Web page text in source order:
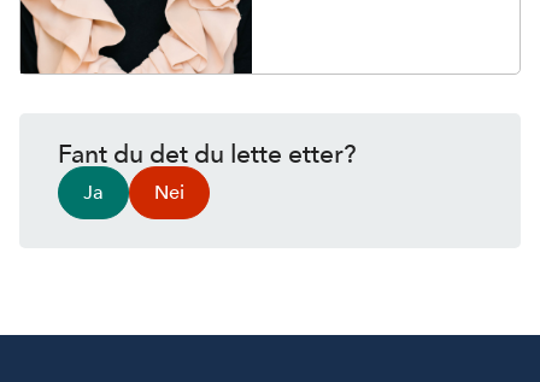
Fant du det du lette etter?
Ja Nei